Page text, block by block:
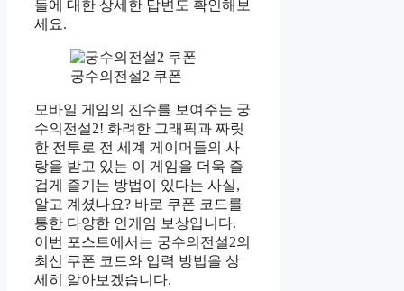
들에 대한 상세한 답변도 확인해보
세요.
궁수의전설2 쿠폰
모바일 게임의 진수를 보여주는 궁
수의전설2! 화려한 그래픽과 짜릿
한 전투로 전 세계 게이머들의 사
랑을 받고 있는 이 게임을 더욱 즐
겁게 즐기는 방법이 있다는 사실,
알고 계셨나요? 바로 쿠폰 코드를
통한 다양한 인게임 보상입니다.
이번 포스트에서는 궁수의전설2의
최신 쿠폰 코드와 입력 방법을 상
세히 알아보겠습니다.